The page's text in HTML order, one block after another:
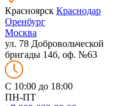
Красноярск Краснодар
Оренбург
Москва
ул. 78 Добровольческой
бригады 14б, оф. №63
C 10:00 до 18:00
ПН-ПТ